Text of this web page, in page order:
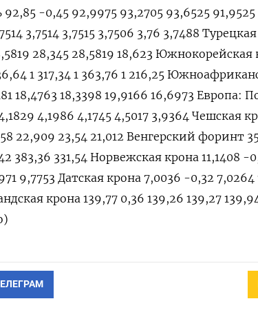
-0,45 92,9975 93,2705 93,6525 91,9525
3,7514 3,7515 3,7506 3,76 3,7488
28,345 28,5819 18,623 Южнокорейская
1 317,34 1 363,76 1 216,25
18,4763 18,3398 19,9166 16,6973 Европа:
4,1986 4,1745 4,5017 3,9364 Чешская
22,909 23,54 21,012 Венгерский форинт
383,36 331,54 Норвежская крона 11,1408 -
9,7753 Датская крона 7,0036 -0,32 7,0264
крона 139,77 0,36 139,26 139,27